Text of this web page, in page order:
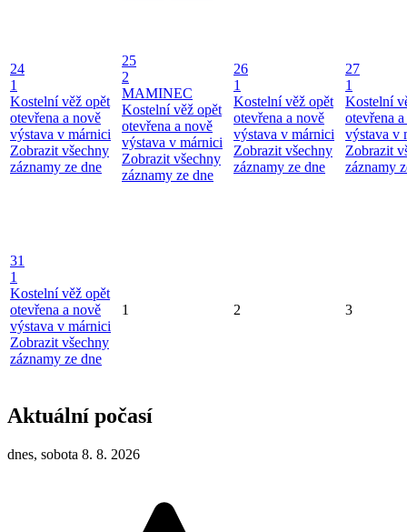
24
1
Kostelní věž opět
otevřena a nově
výstava v márnici
Zobrazit všechny
záznamy ze dne
25
2
MAMINEC
Kostelní věž opět
otevřena a nově
výstava v márnici
Zobrazit všechny
záznamy ze dne
26
1
Kostelní věž opět
otevřena a nově
výstava v márnici
Zobrazit všechny
záznamy ze dne
27
1
Kostelní
otevřena
výstava v
Zobrazit
záznamy
31
1
Kostelní věž opět
otevřena a nově
výstava v márnici
Zobrazit všechny
záznamy ze dne
1 2 3
Aktuální počasí
dnes, sobota 8. 8. 2026